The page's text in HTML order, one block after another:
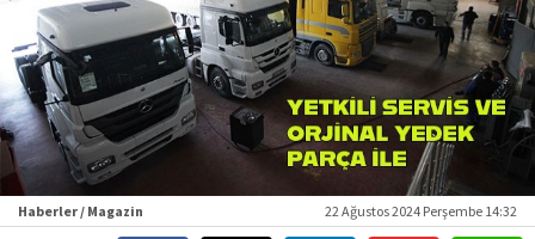
Haberler / Magazin 22 Ağustos 2024 Perşembe 14:32